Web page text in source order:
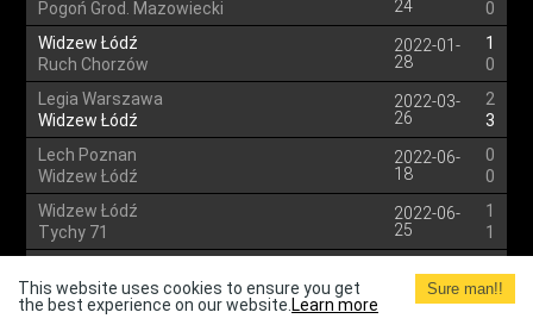
Pogoń Grod. Mazowiecki
24
0
Widzew Łódź
Ruch Chorzów
2022-01-
28
1
0
Legia Warszawa
Widzew Łódź
2022-03-
26
2
3
Lech Poznan
Widzew Łódź
2022-06-
18
0
0
Widzew Łódź
Tychy 71
2022-06-
25
1
1
Sandecja Nowy Sącz
3
This website uses cookies to ensure you get
the best experience on our website. Learn more
Sure man!!